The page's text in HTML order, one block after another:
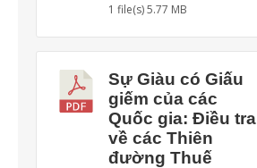
1 file(s)5.77 MB
Sự Giàu có Giấu
giếm của các
Quốc gia: Điều tra
về các Thiên
đường Thuế